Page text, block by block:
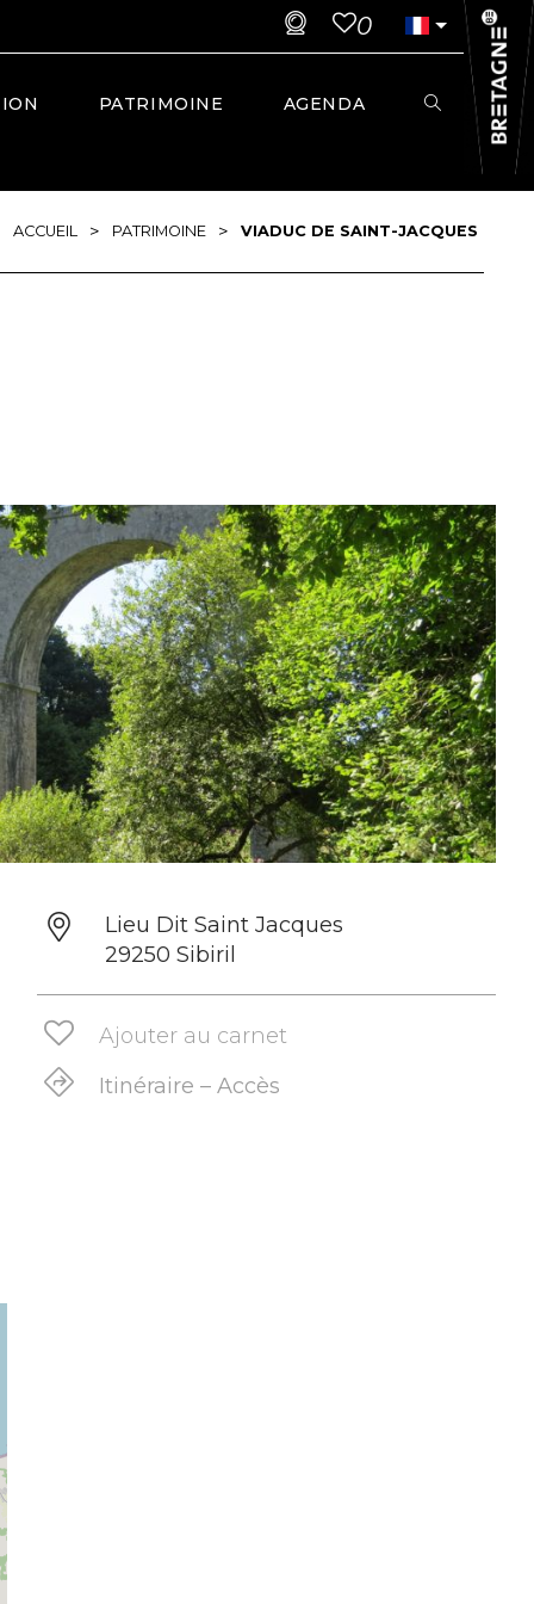
0
PATRIMOINE AGENDA
ACCUEIL > PATRIMOINE > VIADUC DE SAINT-JACQUES
Lieu Dit Saint Jacques
29250 Sibiril
Ajouter au carnet
Itinéraire – Accès